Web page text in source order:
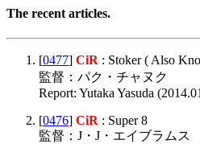
The recent articles.
[0477] CiR : Stoker ( Also
監督：パク・チャヌク
Report: Yutaka Yasuda
[0476] CiR : Super 8
監督：J・J・エイブラムス